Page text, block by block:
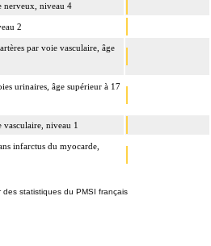
nerveux, niveau 4
2
par voie vasculaire, âge
urinaires, âge supérieur à 17
vasculaire, niveau 1
infarctus du myocarde,
statistiques du PMSI français